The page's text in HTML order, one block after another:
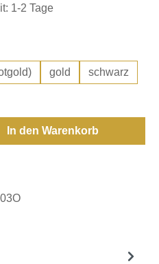
1-2 Tage
gold
schwarz
den gewünschten
In den Warenkorb